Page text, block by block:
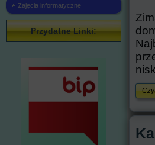
Zajęcia informatyczne
Przydatne Linki: